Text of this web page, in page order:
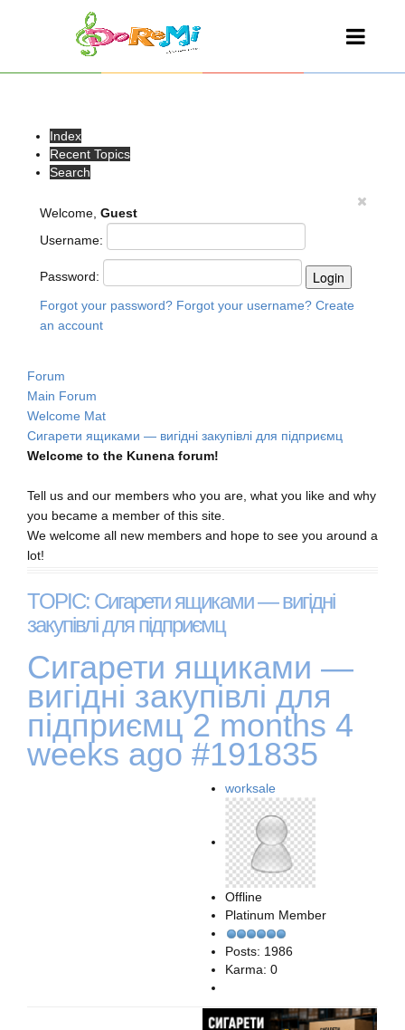
Index
Recent Topics
Search
Welcome, Guest
Username:
Password:
Forgot your password? Forgot your username? Create
an account
Forum
Main Forum
Welcome Mat
Сигарети ящиками — вигідні закупівлі для підприємц
Welcome to the Kunena forum!
Tell us and our members who you are, what you like and why
you became a member of this site.
We welcome all new members and hope to see you around a
lot!
TOPIC: Сигарети ящиками — вигідні
закупівлі для підприємц
Сигарети ящиками —
вигідні закупівлі для
підприємц2 months 4
weeks ago #191835
worksale
Offline
Platinum Member
Posts: 1986
Karma: 0